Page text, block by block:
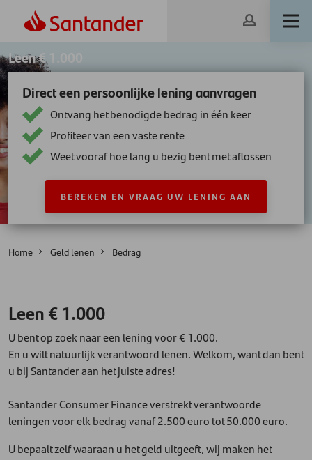
Leen € 1.000
Direct een persoonlijke lening aanvragen
Ontvang het benodigde bedrag in één keer
Profiteer van een vaste rente
Weet vooraf hoe lang u bezig bent met aflossen
BEREKEN EN VRAAG UW LENING AAN
Home Geld lenen Bedrag
Leen € 1.000
U bent op zoek naar een lening voor € 1.000.
En u wilt natuurlijk verantwoord lenen. Welkom, want dan bent
u bij Santander aan het juiste adres!
Santander Consumer Finance verstrekt verantwoorde
leningen voor elk bedrag vanaf 2.500 euro tot 50.000 euro.
U bepaalt zelf waaraan u het geld uitgeeft, wij maken het